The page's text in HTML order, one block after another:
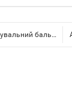
бальзам